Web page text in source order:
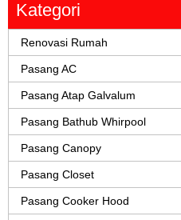
Kategori
Renovasi Rumah
Pasang AC
Pasang Atap Galvalum
Pasang Bathub Whirpool
Pasang Canopy
Pasang Closet
Pasang Cooker Hood